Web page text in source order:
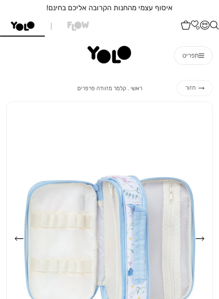
איסוף עצמי מהחנות הקרובה אליכם בחינם!
תפריט
חזור ראשי ראשי
קלמר מזוודה פרפרים